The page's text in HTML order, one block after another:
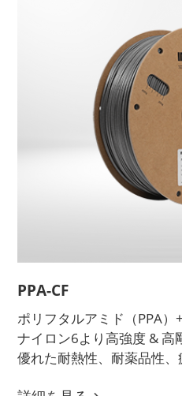
PPA-CF
ポリフタルアミド（PPA）
ナイロン6より高強度 & 高
優れた耐熱性、耐薬品性